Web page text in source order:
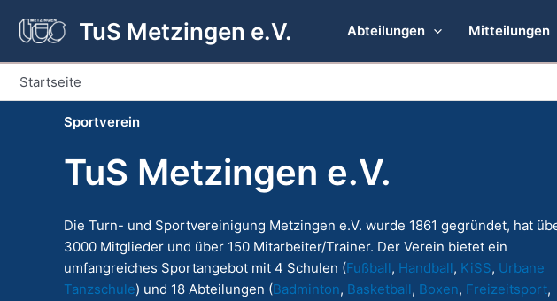
Inhalt
TuS Metzingen e.V. Abteilungen Mitteilungen
Startseite
Sportverein
TuS Metzingen e.V.
Die Turn- und Sportvereinigung Metzingen e.V. wurde 1861 gegründet, hat
3000 Mitglieder und über 150 Mitarbeiter/Trainer. Der Verein bietet ein
umfangreiches Sportangebot mit 4 Schulen (Fußball, Handball, KiSS, Urbane
Tanzschule) und 18 Abteilungen (Badminton, Basketball, Boxen, Freizeitsport,